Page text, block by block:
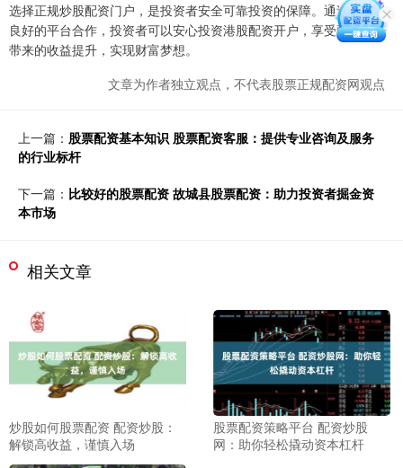
选择正规炒股配资门户，是投资者安全可靠投资的保障。通过与信誉
良好的平台合作，投资者可以安心投资港股配资开户，享受配资杠杆
带来的收益提升，实现财富梦想。
文章为作者独立观点，不代表股票正规配资网观点
上一篇： 股票配资基本知识 股票配资客服：提供专业咨询及服务
的行业标杆
下一篇： 比较好的股票配资 故城县股票配资：助力投资者掘金资
本市场
相关文章
炒股如何股票配资 配资炒股：
解锁高收益，谨慎入场
股票配资策略平台 配资炒股
网：助你轻松撬动资本杠杆